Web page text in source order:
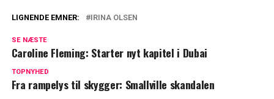
hun ikke lov, ville hun ikke være med
om utroskabsrygter
LIGNENDE EMNER: IRINA OLSEN
SE NÆSTE
Caroline Fleming: Starter nyt kapitel i Dubai
TOPNYHED
Fra rampelys til skygger: Smallville skandalen